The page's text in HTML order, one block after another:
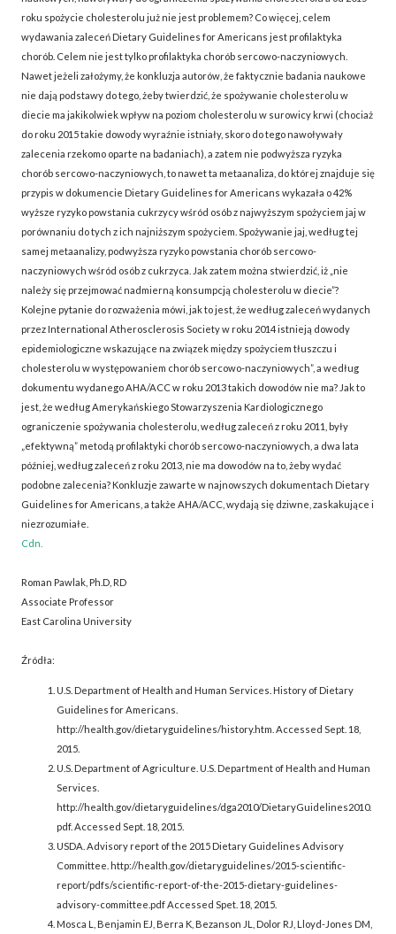
roku spożycie cholesterolu już nie jest problemem? Co więcej, celem
wydawania zaleceń Dietary Guidelines for Americans jest profilaktyka
chorób. Celem nie jest tylko profilaktyka chorób sercowo-naczyniowych.
Nawet jeżeli założymy, że konkluzja autorów, że faktycznie badania naukowe
nie dają podstawy do tego, żeby twierdzić, że spożywanie cholesterolu w
diecie ma jakikolwiek wpływ na poziom cholesterolu w surowicy krwi (chociaż
do roku 2015 takie dowody wyraźnie istniały, skoro do tego nawoływały
zalecenia rzekomo oparte na badaniach), a zatem nie podwyższa ryzyka
chorób sercowo-naczyniowych, to nawet ta metaanaliza, do której znajduje się
przypis w dokumencie Dietary Guidelines for Americans wykazała o 42%
wyższe ryzyko powstania cukrzycy wśród osób z najwyższym spożyciem jaj w
porównaniu do tych z ich najniższym spożyciem. Spożywanie jaj, według tej
samej metaanalizy, podwyższa ryzyko powstania chorób sercowo-
naczyniowych wśród osób z cukrzyca. Jak zatem można stwierdzić, iż „nie
należy się przejmować nadmierną konsumpcją cholesterolu w diecie”?
Kolejne pytanie do rozważenia mówi, jak to jest, że według zaleceń wydanych
przez International Atherosclerosis Society w roku 2014 istnieją dowody
epidemiologiczne wskazujące na związek między spożyciem tłuszczu i
cholesterolu w występowaniem chorób sercowo-naczyniowych”, a według
dokumentu wydanego AHA/ACC w roku 2013 takich dowodów nie ma? Jak to
jest, że według Amerykańskiego Stowarzyszenia Kardiologicznego
ograniczenie spożywania cholesterolu, według zaleceń z roku 2011, były
„efektywną” metodą profilaktyki chorób sercowo-naczyniowych, a dwa lata
później, według zaleceń z roku 2013, nie ma dowodów na to, żeby wydać
podobne zalecenia? Konkluzje zawarte w najnowszych dokumentach Dietary
Guidelines for Americans, a także AHA/ACC, wydają się dziwne, zaskakujące i
niezrozumiałe.
Cdn.
Roman Pawlak, Ph.D, RD
Associate Professor
East Carolina University
Źródła:
U.S. Department of Health and Human Services. History of Dietary
Guidelines for Americans.
http://health.gov/dietaryguidelines/history.htm. Accessed Sept. 18,
2015.
U.S. Department of Agriculture. U.S. Department of Health and Human
Services.
http://health.gov/dietaryguidelines/dga2010/DietaryGuidelines2010.
pdf. Accessed Sept. 18, 2015.
USDA. Advisory report of the 2015 Dietary Guidelines Advisory
Committee. http://health.gov/dietaryguidelines/2015-scientific-
report/pdfs/scientific-report-of-the-2015-dietary-guidelines-
advisory-committee.pdf Accessed Spet. 18, 2015.
Mosca L, Benjamin EJ, Berra K, Bezanson JL, Dolor RJ, Lloyd-Jones DM,